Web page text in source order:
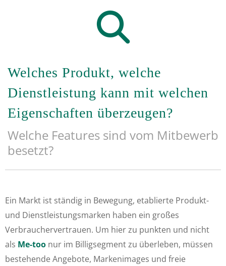
Welches Produkt, welche
Dienstleistung kann mit welchen
Eigenschaften überzeugen?
Welche Features sind vom Mitbewerb
besetzt?
Ein Markt ist ständig in Bewegung, etablierte Produkt-
und Dienstleistungsmarken haben ein großes
Verbrauchervertrauen. Um hier zu punkten und nicht
als Me-too nur im Billigsegment zu überleben, müssen
bestehende Angebote, Markenimages und freie